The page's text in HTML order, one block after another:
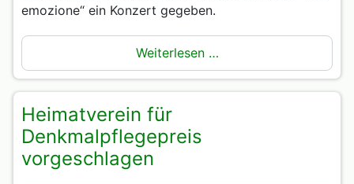
emozione“ ein Konzert gegeben.
Weiterlesen …
Heimatverein für
Denkmalpflegepreis
vorgeschlagen